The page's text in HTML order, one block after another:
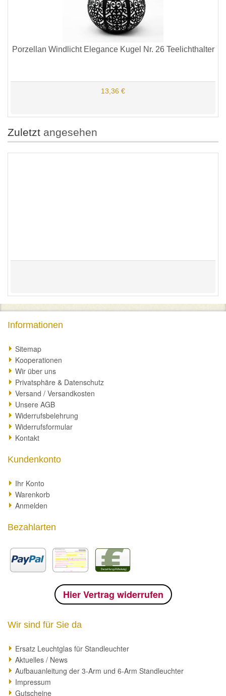
Porzellan Windlicht Elegance Kugel Nr. 26 Teelichthalter
13,36 €
Zuletzt angesehen
Informationen
Sitemap
Kooperationen
Wir über uns
Privatsphäre & Datenschutz
Versand / Versandkosten
Unsere AGB
Widerrufsbelehrung
Widerrufsformular
Kontakt
Kundenkonto
Ihr Konto
Warenkorb
Anmelden
Bezahlarten
Hier Vertrag widerrufen
Wir sind für Sie da
Ersatz Leuchtglas für Standleuchter
Aktuelles / News
Aufbauanleitung der 3-Arm und 6-Arm Standleuchter
Impressum
Gutscheine